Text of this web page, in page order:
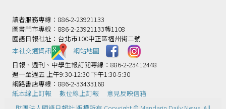
讀者服務專線：886-2-23921133
圖書門市專線：886-2-23921133轉1108
國語日報社址：台北市100中正區福州街二號
本社交通資訊️
網站地圖
日報、週刊、中學生報訂閱專線：886-2-23412448
週一至週五 上午9:30-12:30 下午1:30-5:30
網路書店專線：886-2-33433168
紙本線上訂報
數位線上訂報
意見反映信箱